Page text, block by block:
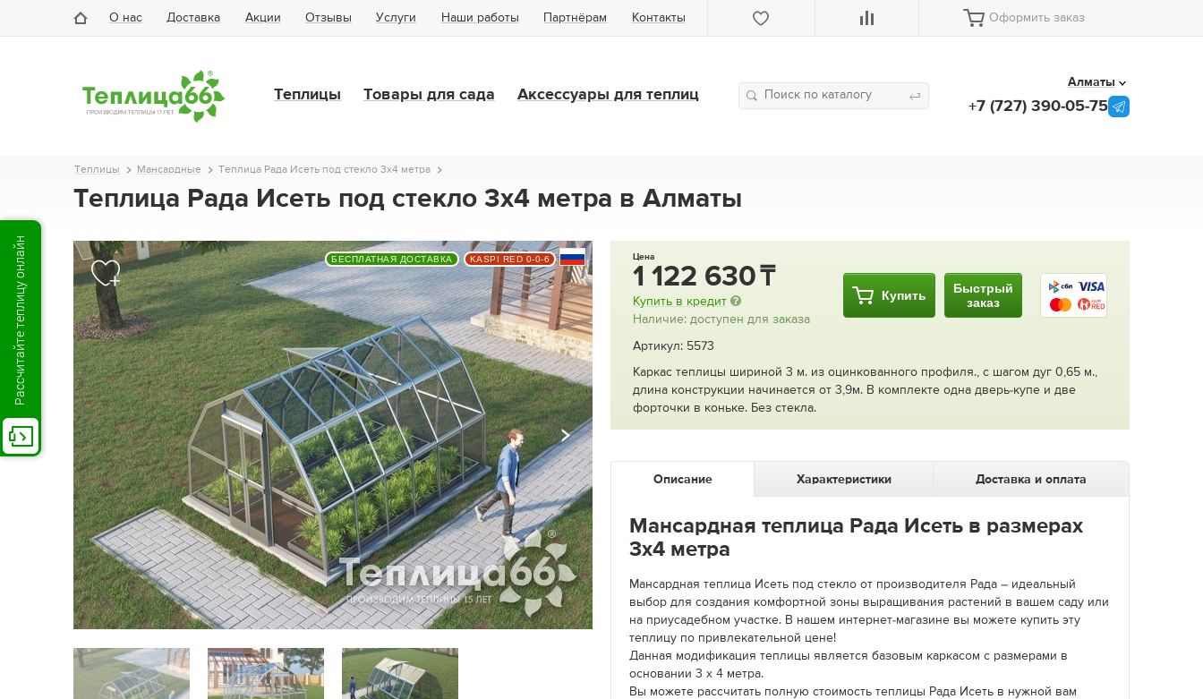
О нас Доставка Акции Отзывы Услуги Наши работы Партнёрам Контакты Оформить заказ
Теплицы Товары для сада Аксессуары для теплиц
Алматы
+7 (727) 390-05-75
Теплицы Мансардные Теплица Рада Исеть под стекло 3х4 метра
Теплица Рада Исеть под стекло 3х4 метра в Алматы
БЕСПЛАТНАЯ ДОСТАВКА KASPI RED 0-0-6 Цена
1 122 630
Купить в кредит
Наличие: доступен для заказа
Купить
Быстрый
заказ
Артикул: 5573
Каркас теплицы шириной 3 м. из оцинкованного профиля., с шагом дуг 0,65 м.,
длина конструкции начинается от 3,9м. В комплекте одна дверь-купе и две
форточки в коньке. Без стекла.
Описание Характеристики Доставка и оплата
Мансардная теплица Рада Исеть в размерах
3х4 метра
Мансардная теплица Исеть под стекло от производителя Рада – идеальный
выбор для создания комфортной зоны выращивания растений в вашем саду или
на приусадебном участке. В нашем интернет-магазине вы можете купить эту
теплицу по привлекательной цене!
Данная модификация теплицы является базовым каркасом с размерами в
основании 3 х 4 метра.
Вы можете рассчитать полную стоимость теплицы Рада Исеть в нужной вам
Рассчитайте теплицу онлайн